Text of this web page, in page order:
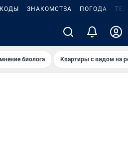
ЗНАКОМСТВА ПОГОДА
биолога Квартиры с видом на